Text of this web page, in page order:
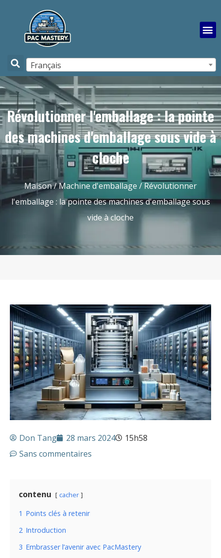
Français
Révolutionner l'emballage : la pointe
des machines d'emballage sous vide à
cloche
Maison/Machine d'emballage / Révolutionner
l'emballage : la pointe des machines d'emballage sous
vide à cloche
Don Tang 28 mars 2024
15h58
Sans commentaires
contenu cacher
1 Points clés à retenir
2 Introduction
3 Embrasser l’avenir avec PacMastery